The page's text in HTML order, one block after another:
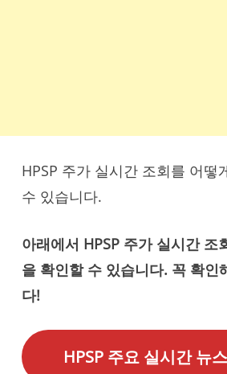
HPSP 주가 실시간 조회를 어떻
수 있습니다.
아래에서 HPSP 주가 실시간 조
을 확인할 수 있습니다. 꼭 확인
다!
HPSP 주요 실시간 뉴